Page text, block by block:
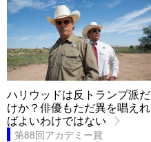
ハリウッドは反トランプ派だ
けか？俳優もただ異を唱えれ
ばよいわけではない
第88回アカデミー賞